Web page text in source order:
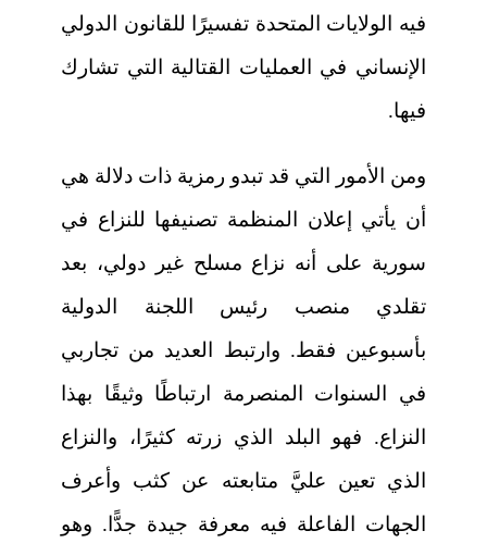
فيه الولايات المتحدة تفسيرًا للقانون الدولي
الإنساني في العمليات القتالية التي تشارك
فيها.
ومن الأمور التي قد تبدو رمزية ذات دلالة هي
أن يأتي إعلان المنظمة تصنيفها للنزاع في
سورية على أنه نزاع مسلح غير دولي، بعد
تقلدي منصب رئيس اللجنة الدولية
بأسبوعين فقط. وارتبط العديد من تجاربي
في السنوات المنصرمة ارتباطًا وثيقًا بهذا
النزاع. فهو البلد الذي زرته كثيرًا، والنزاع
الذي تعين عليَّ متابعته عن كثب وأعرف
الجهات الفاعلة فيه معرفة جيدة جدًّا. وهو